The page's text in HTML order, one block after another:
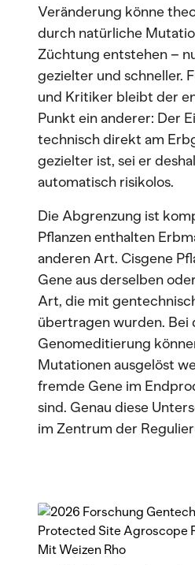
Veränderung könne
durch natürliche
Züchtung entstehen –
gezielter und schneller.
und Kritiker bleibt der
Punkt ein anderer: Der
technisch direkt am
gezielter ist, sei er
automatisch risikolos.
Die Abgrenzung ist
Pflanzen enthalten
anderen Art. Cisgene
Gene aus derselben
Art, die mit
übertragen wurden. Bei
Genomeditierung
Mutationen ausgelöst
fremde Gene im
sind. Genau diese
im Zentrum der